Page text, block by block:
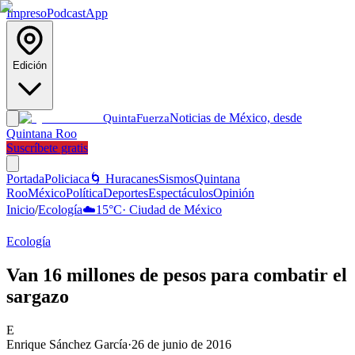
ImpresoPodcastApp
Edición
QuintaFuerzaNoticias de México, desde
Quintana Roo
Suscríbete gratis
PortadaPoliciaca 🌀 HuracanesSismosQuintana
RooMéxicoPolíticaDeportesEspectáculosOpinión
Inicio/Ecología☁️15°C· Ciudad de México
Ecología
Van 16 millones de pesos para combatir el
sargazo
E
Enrique Sánchez García·26 de junio de 2016